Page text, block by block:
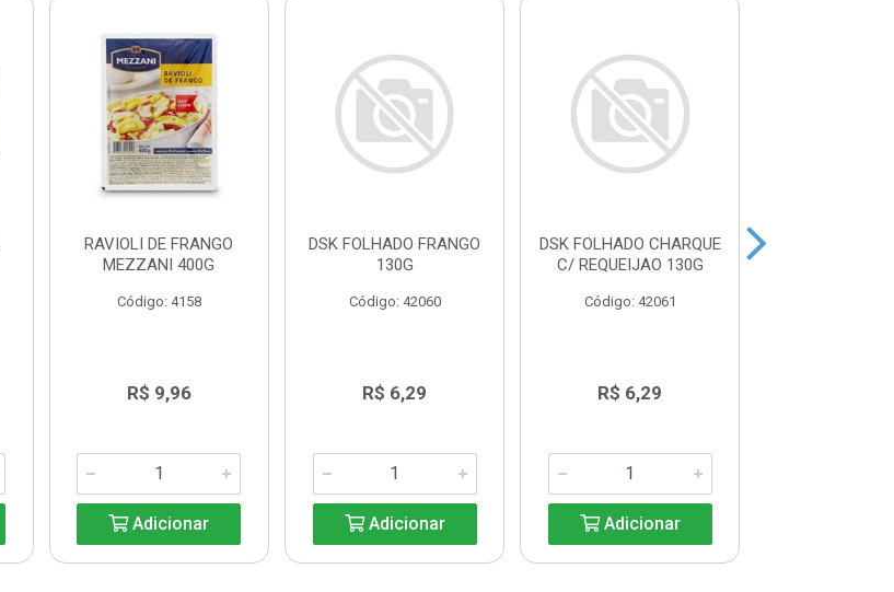
RAVIOLI DE FRANGO
MEZZANI 400G
Código: 4158
R$ 9,96
Adicionar
DSK FOLHADO FRANGO
130G
Código: 42060
R$ 6,29
Adicionar
DSK FOLHADO CHARQUE
C/ REQUEIJAO 130G
Código: 42061
R$ 6,29
Adicionar